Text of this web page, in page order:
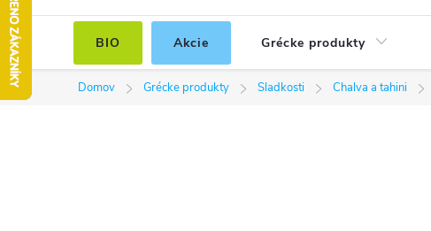
BIO Akcie Grécke produkty
Domov Grécke produkty Sladkosti Chalva a tahini